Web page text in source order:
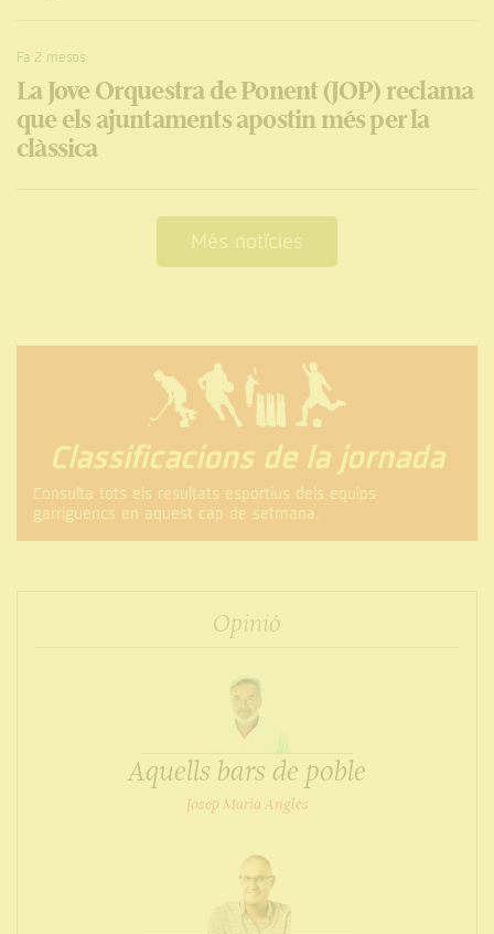
Fa 2 mesos
La Jove Orquestra de Ponent (JOP) reclama
que els ajuntaments apostin més per la
clàssica
Més notícies
Classificacions de la jornada
Consulta tots els resultats esportius dels equips
garriguencs en aquest cap de setmana.
Opinió
Aquells bars de poble
Josep Maria Anglès